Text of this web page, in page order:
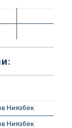
Ниязбек
Ниязбек